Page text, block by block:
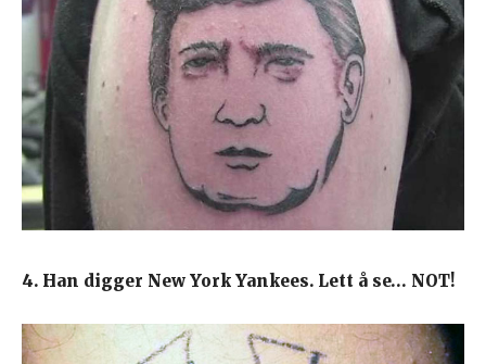
4. Han digger New York Yankees. Lett å se… NOT!